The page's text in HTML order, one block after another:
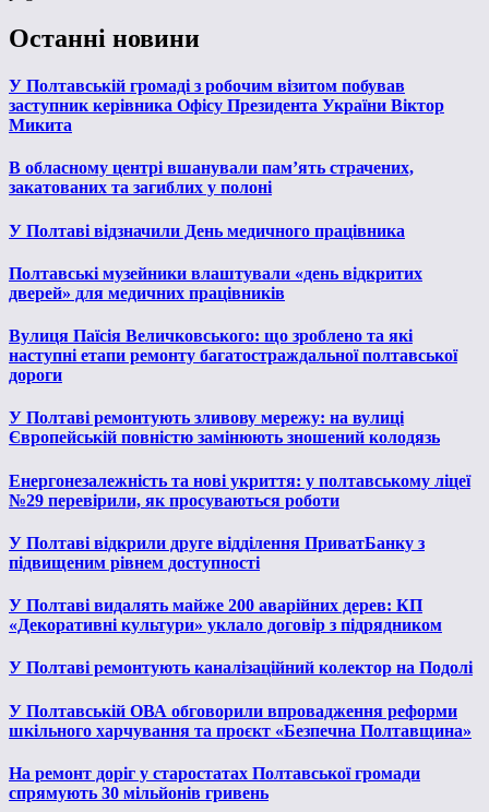
Останні новини
У Полтавській громаді з робочим візитом побував
заступник керівника Офісу Президента України Віктор
Микита
В обласному центрі вшанували пам’ять страчених,
закатованих та загиблих у полоні
У Полтаві відзначили День медичного працівника
Полтавські музейники влаштували «день відкритих
дверей» для медичних працівників
Вулиця Паїсія Величковського: що зроблено та які
наступні етапи ремонту багатостраждальної полтавської
дороги
У Полтаві ремонтують зливову мережу: на вулиці
Європейській повністю замінюють зношений колодязь
Енергонезалежність та нові укриття: у полтавському ліцеї
№29 перевірили, як просуваються роботи
У Полтаві відкрили друге відділення ПриватБанку з
підвищеним рівнем доступності
У Полтаві видалять майже 200 аварійних дерев: КП
«Декоративні культури» уклало договір з підрядником
У Полтаві ремонтують каналізаційний колектор на Подолі
У Полтавській ОВА обговорили впровадження реформи
шкільного харчування та проєкт «Безпечна Полтавщина»
На ремонт доріг у старостатах Полтавської громади
спрямують 30 мільйонів гривень